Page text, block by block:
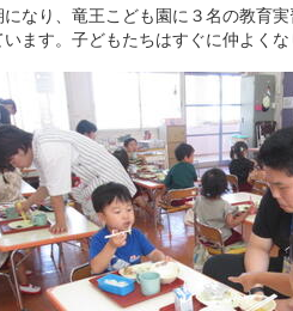
になり、竜王こども園に３名の教育
います。子どもたちはすぐに仲よく